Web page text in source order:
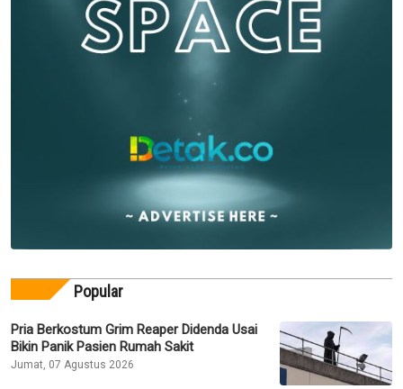
Popular
Pria Berkostum Grim Reaper Didenda Usai
Bikin Panik Pasien Rumah Sakit
Jumat, 07 Agustus 2026